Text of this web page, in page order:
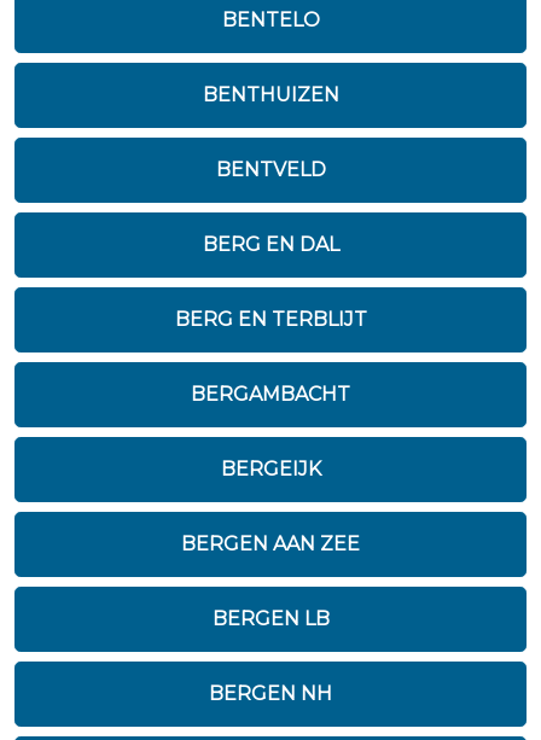
BENTELO
BENTHUIZEN
BENTVELD
BERG EN DAL
BERG EN TERBLIJT
BERGAMBACHT
BERGEIJK
BERGEN AAN ZEE
BERGEN LB
BERGEN NH